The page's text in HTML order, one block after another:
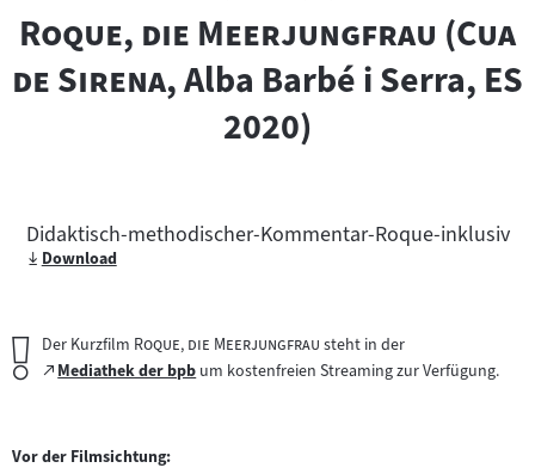
"
Roque, die Meerjungfrau "
("
Cua
de Sirena"
, Alba Barbé i Serra, ES
2020)
Didaktisch-methodischer-Kommentar-Roque-inklusiv
Download
Wichtiger
Hinweis:
Der Kurzfilm "Roque, die Meerjungfrau "steht in der
Zum
Mediathek der bpb
(öffnet
Tab)
um kostenfreien Streaming zur Verfügung.
Vor der Filmsichtung: